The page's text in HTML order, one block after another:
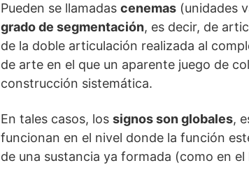
Pueden se llamadas cenemas (unidades
grado de segmentación, es decir, de
de la doble articulación realizada al
de arte en el que un aparente juego de
construcción sistemática.
En tales casos, los signos son globales,
funcionan en el nivel donde la función
de una sustancia ya formada (como en el